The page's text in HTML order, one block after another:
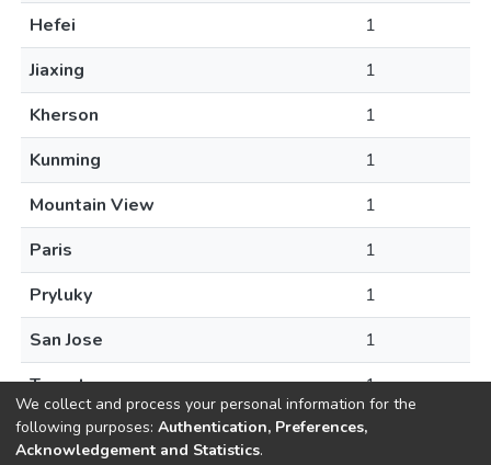
Hefei
1
Jiaxing
1
Kherson
1
Kunming
1
Mountain View
1
Paris
1
Pryluky
1
San Jose
1
Toronto
1
We collect and process your personal information for the
following purposes: Authentication, Preferences,
Acknowledgement and Statistics.